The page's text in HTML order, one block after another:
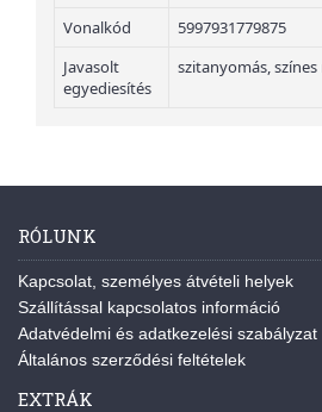
Vonalkód
5997931779875
Javasolt
egyediesítés
szitanyomás,
RÓLUNK
Kapcsolat, személyes átvételi helyek
Szállítással kapcsolatos információ
Adatvédelmi és adatkezelési szabályzat
Általános szerződési feltételek
EXTRÁK